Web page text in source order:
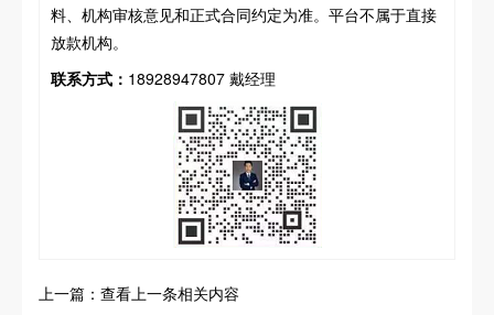
料、机构审核意见和正式合同约定为准。平台不属于直接
放款机构。
联系方式： 18928947807 戴经理
上一篇：查看上一条相关内容